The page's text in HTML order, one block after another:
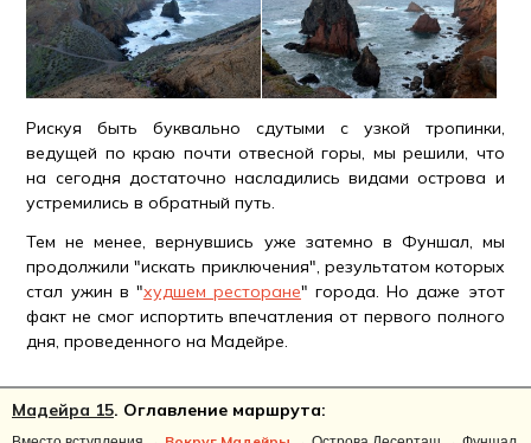
Рискуя быть буквально сдутыми с узкой тропинки,
ведущей по краю почти отвесной горы, мы решили, что
на сегодня достаточно насладились видами острова и
устремились в обратный путь.
Тем не менее, вернувшись уже затемно в Фуншал, мы
продолжили "искать приключения", результатом которых
стал ужин в "худшем ресторане" города. Но даже этот
факт не смог испортить впечатления от первого полного
дня, проведенного на Мадейре.
Мадейра 15. Оглавление маршрута: